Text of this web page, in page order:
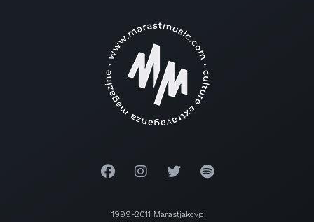
1999-2011 Marastjakcyp